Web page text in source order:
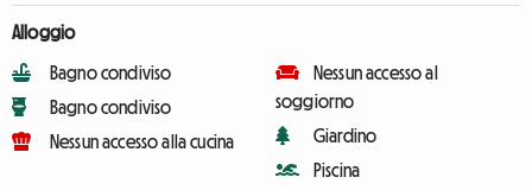
Alloggio
Bagno condiviso
Bagno condiviso
Nessun accesso alla cucina
Nessun accesso al
soggiorno
Giardino
Piscina